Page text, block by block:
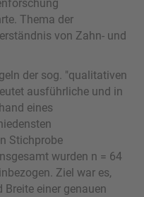
Thema der
von Zahn- und
der sog. "qualitativen
ausführliche und in
eines
Stichprobe
wurden n = 64
Ziel war es,
einer genauen